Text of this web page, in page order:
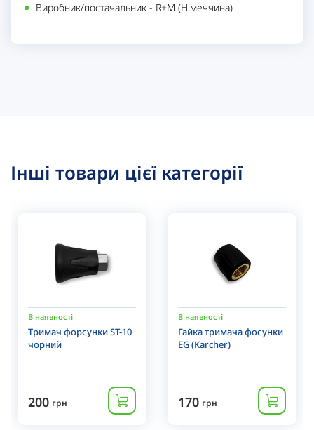
Виробник/постачальник - R+M (Німеччина)
Інші товари цієї категорії
В наявності
Тримач форсунки ST-10
чорний
200 грн
В наявності
Гайка тримача фосунки
EG (Karcher)
170 грн